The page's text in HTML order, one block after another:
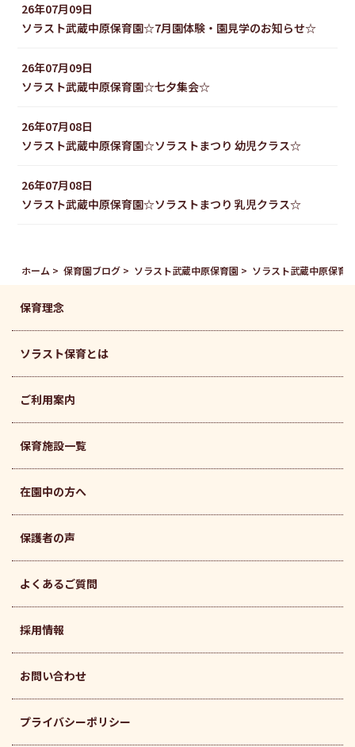
26年07月09日
ソラスト武蔵中原保育園☆7月園体験・園見学のお知らせ☆
26年07月09日
ソラスト武蔵中原保育園☆七夕集会☆
26年07月08日
ソラスト武蔵中原保育園☆ソラストまつり 幼児クラス☆
26年07月08日
ソラスト武蔵中原保育園☆ソラストまつり 乳児クラス☆
ホーム 保育園ブログ ソラスト武蔵中原保育園 ソラスト武蔵中原保
保育理念
ソラスト保育とは
ご利用案内
保育施設一覧
在園中の方へ
保護者の声
よくあるご質問
採用情報
お問い合わせ
プライバシーポリシー